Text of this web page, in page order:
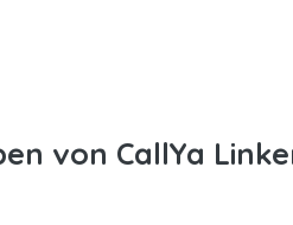
von CallYa